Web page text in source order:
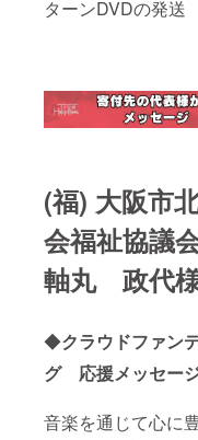
ターンDVDの発送
(福) 大阪市
会福祉協議
軸丸 政代
◆クラウドファン
グ 応援メッセー
音楽を通じて心に